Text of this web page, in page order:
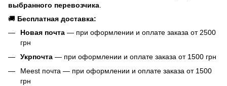
выбранного перевозчика
🚚 Бесплатная доставка:
Новая почта — при оформлении и оплате заказа от 2500
грн
Укрпочта — при оформлении и оплате заказа от 1500 грн
Meest почта — при оформлении и оплате заказа от 1500
грн